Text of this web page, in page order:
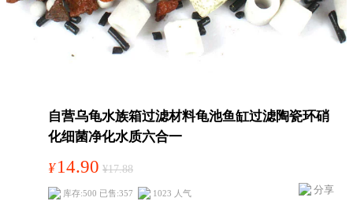
自营乌龟水族箱过滤材料龟池鱼缸过滤陶瓷环硝
化细菌净化水质六合一
分享
¥ 14.90 ¥17.88
库存:500 已售:357 1023 人气